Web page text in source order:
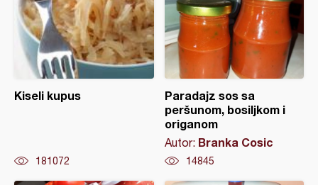
Kiseli kupus
181072
Paradajz sos sa
peršunom, bosiljkom i
origanom
Autor: Branka Cosic
14845